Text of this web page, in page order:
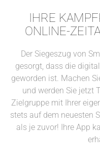
IHRE
ONLINE-
Der Siegeszug von
gesorgt, dass die
geworden ist. Machen
und werden Sie jetzt
Zielgruppe mit Ihrer
stets auf dem neuesten
als je zuvor! Ihre App